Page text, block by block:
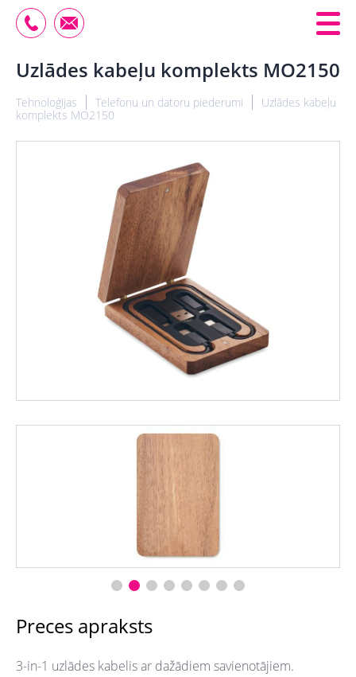
Uzlādes kabeļu komplekts MO2150
Tehnoloģijas Telefonu un datoru piederumi
Uzlādes kabeļu
komplekts MO2150
Preces apraksts
3-in-1 uzlādes kabelis ar dažādiem savienotājiem.